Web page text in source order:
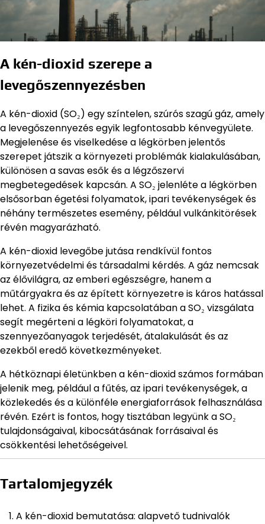
A kén-dioxid szerepe a
levegőszennyezésben
A kén-dioxid (SO₂) egy színtelen, szúrós szagú gáz, amely
a levegőszennyezés egyik legfontosabb kénvegyülete.
Megjelenése és viselkedése a légkörben jelentős
szerepet játszik a környezeti problémák kialakulásában,
különösen a savas esők és a légzőszervi
megbetegedések kapcsán. A SO₂ jelenléte a légkörben
elsősorban égetési folyamatok, ipari tevékenységek és
néhány természetes esemény, például vulkánkitörések
révén magyarázható.
A kén-dioxid levegőbe jutása rendkívül fontos
környezetvédelmi és társadalmi kérdés. A gáz nemcsak
az élővilágra, az emberi egészségre, hanem a
műtárgyakra és az épített környezetre is káros hatással
lehet. A fizika és kémia kapcsolatában a SO₂ vizsgálata
segít megérteni a légköri folyamatokat, a
szennyezőanyagok terjedését, átalakulását és az
ezekből eredő következményeket.
A hétköznapi életünkben a kén-dioxid számos formában
jelenik meg, például a fűtés, az ipari tevékenységek, a
közlekedés és a különféle energiaforrások felhasználása
révén. Ezért is fontos, hogy tisztában legyünk a SO₂
tulajdonságaival, kibocsátásának forrásaival és
csökkentési lehetőségeivel.
Tartalomjegyzék
A kén-dioxid bemutatása: alapvető tudnivalók